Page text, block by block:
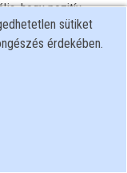
hogy pozitív
és műszaki
mellett számos
ecetes
fejlesztések –
Tanuljon Ön is
sütiket
érdekében.